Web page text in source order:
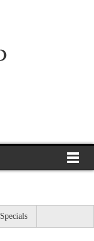
Specials